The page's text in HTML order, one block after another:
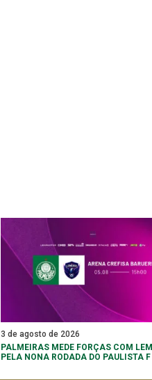
3 de agosto de 2026
PALMEIRAS MEDE FORÇAS COM
PELA NONA RODADA DO PAULISTA